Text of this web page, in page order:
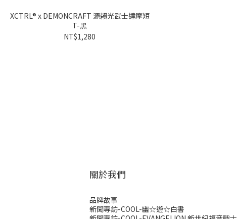
XCTRL® x DEMONCRAFT 源賴光武士達摩短
T-黑
NT$1,280
關於我們
品牌故事
新聞專訪-COOL-幽☆遊☆白書